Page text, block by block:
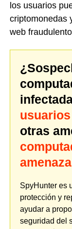
los usuarios
criptomonedas
web
otras
SpyHunter es
protección y
ayudar a
seguridad del